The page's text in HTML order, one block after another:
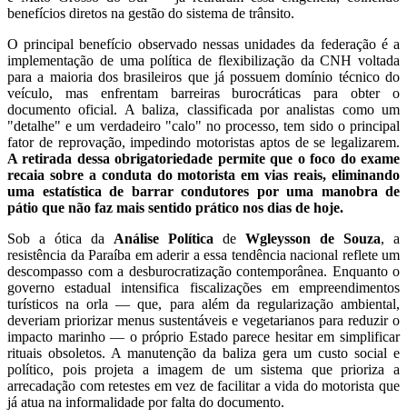
benefícios diretos na gestão do sistema de trânsito.
O principal benefício observado nessas unidades da federação é a
implementação de uma política de flexibilização da CNH voltada
para a maioria dos brasileiros que já possuem domínio técnico do
veículo, mas enfrentam barreiras burocráticas para obter o
documento oficial. A baliza, classificada por analistas como um
"detalhe" e um verdadeiro "calo" no processo, tem sido o principal
fator de reprovação, impedindo motoristas aptos de se legalizarem.
A retirada dessa obrigatoriedade permite que o foco do exame
recaia sobre a conduta do motorista em vias reais, eliminando
uma estatística de barrar condutores por uma manobra de
pátio que não faz mais sentido prático nos dias de hoje.
Sob a ótica da Análise Política de Wgleysson de Souza, a
resistência da Paraíba em aderir a essa tendência nacional reflete um
descompasso com a desburocratização contemporânea. Enquanto o
governo estadual intensifica fiscalizações em empreendimentos
turísticos na orla — que, para além da regularização ambiental,
deveriam priorizar menus sustentáveis e vegetarianos para reduzir o
impacto marinho — o próprio Estado parece hesitar em simplificar
rituais obsoletos. A manutenção da baliza gera um custo social e
político, pois projeta a imagem de um sistema que prioriza a
arrecadação com retestes em vez de facilitar a vida do motorista que
já atua na informalidade por falta do documento.